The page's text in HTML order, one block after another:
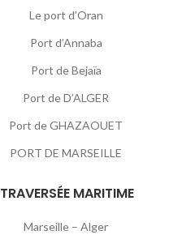
Le port d’Oran
Port d’Annaba
Port de Bejaïa
Port de D’ALGER
Port de GHAZAOUET
PORT DE MARSEILLE
TRAVERSÉE MARITIME
Marseille – Alger